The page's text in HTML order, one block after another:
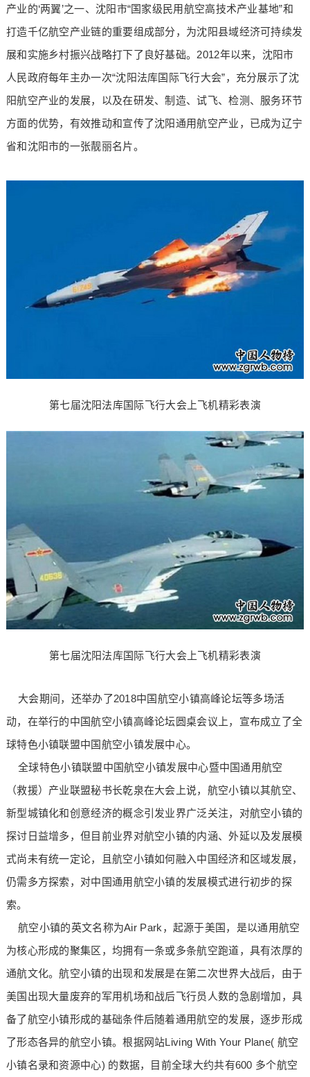
产业的‘两翼’之一、沈阳市“国家级民用航空高技术产业基地”和
打造千亿航空产业链的重要组成部分，为沈阳县域经济可持续发
展和实施乡村振兴战略打下了良好基础。2012年以来，沈阳市
人民政府每年主办一次“沈阳法库国际飞行大会”，充分展示了沈
阳航空产业的发展，以及在研发、制造、试飞、检测、服务环节
方面的优势，有效推动和宣传了沈阳通用航空产业，已成为辽宁
省和沈阳市的一张靓丽名片。
第七届沈阳法库国际飞行大会上飞机精彩表演
第七届沈阳法库国际飞行大会上飞机精彩表演
大会期间，还举办了2018中国航空小镇高峰论坛等多场活
动，在举行的中国航空小镇高峰论坛圆桌会议上，宣布成立了全
球特色小镇联盟中国航空小镇发展中心。
全球特色小镇联盟中国航空小镇发展中心暨中国通用航空
（救援）产业联盟秘书长乾泉在大会上说，航空小镇以其航空、
新型城镇化和创意经济的概念引发业界广泛关注，对航空小镇的
探讨日益增多，但目前业界对航空小镇的内涵、外延以及发展模
式尚未有统一定论，且航空小镇如何融入中国经济和区域发展，
仍需多方探索，对中国通用航空小镇的发展模式进行初步的探
索。
航空小镇的英文名称为Air Park，起源于美国，是以通用航空
为核心形成的聚集区，均拥有一条或多条航空跑道，具有浓厚的
通航文化。航空小镇的出现和发展是在第二次世界大战后，由于
美国出现大量废弃的军用机场和战后飞行员人数的急剧增加，具
备了航空小镇形成的基础条件后随着通用航空的发展，逐步形成
了形态各异的航空小镇。根据网站Living With Your Plane( 航空
小镇名录和资源中心) 的数据，目前全球大约共有600 多个航空